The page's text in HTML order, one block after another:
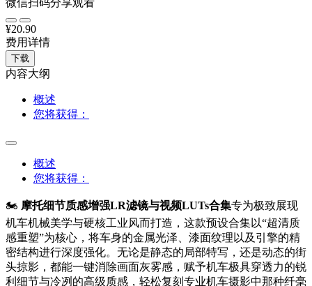
微信扫码分享观看
¥20.90
费用详情
下载
内容大纲
概述
您将获得：
概述
您将获得：
🏍️ 摩托细节质感增强LR滤镜与视频LUTs合集专为极致展现
机车机械美学与硬核工业风而打造，这款预设合集以“超清质
感重塑”为核心，将车身的金属光泽、漆面纹理以及引擎的精
密结构进行深度强化。无论是静态的局部特写，还是动态的街
头掠影，都能一键消除画面灰雾感，赋予机车极具穿透力的锐
利细节与冷冽的高级质感，轻松复刻专业机车摄影中那种纤毫